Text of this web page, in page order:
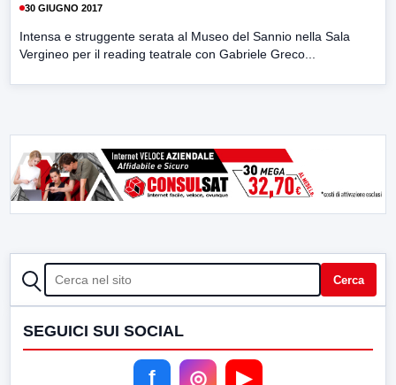
30 GIUGNO 2017
Intensa e struggente serata al Museo del Sannio nella Sala
Vergineo per il reading teatrale con Gabriele Greco...
CERCA Cerca
SEGUICI SUI SOCIAL
f ◎ ▶